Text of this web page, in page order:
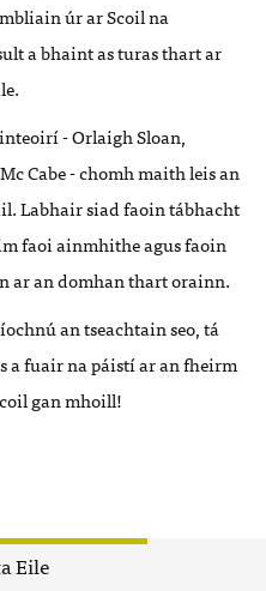
úr ar Scoil na
a bhaint as turas thart ar
- Orlaigh Sloan,
Cabe - chomh maith leis an
Labhair siad faoin tábhacht
faoi ainmhithe agus faoin
ar an domhan thart orainn.
an tseachtain seo, tá
a fuair na páistí ar an fheirm
gan mhoill!
Eile